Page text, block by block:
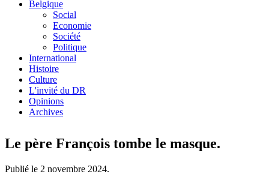
Belgique
Social
Economie
Société
Politique
International
Histoire
Culture
L'invité du DR
Opinions
Archives
Le père François tombe le masque.
Publié le 2 novembre 2024.